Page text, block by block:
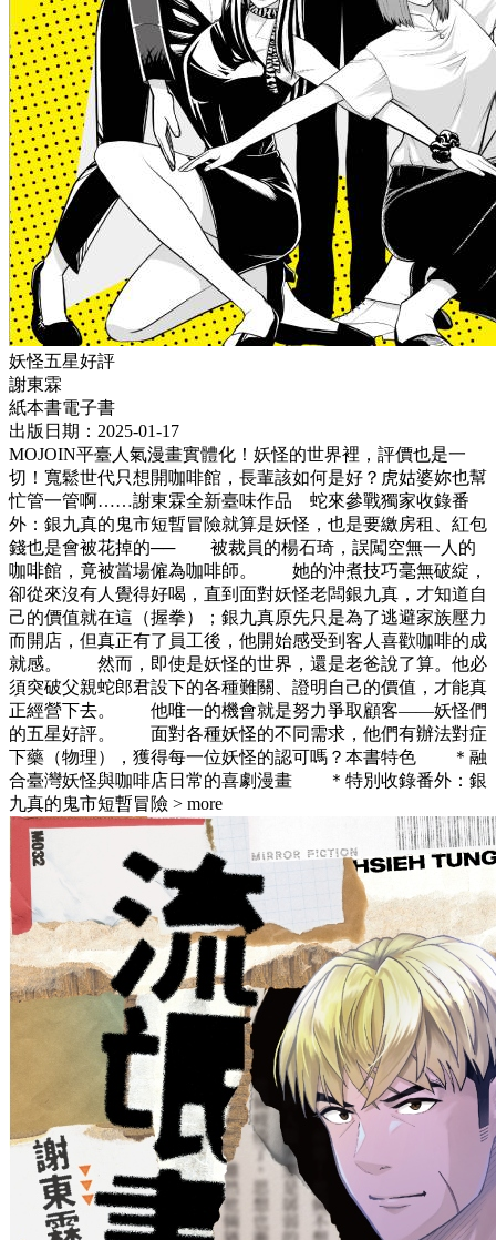
妖怪五星好評
謝東霖
紙本書電子書
出版日期：2025-01-17
MOJOIN平臺人氣漫畫實體化！妖怪的世界裡，評價也是一
切！寬鬆世代只想開咖啡館，長輩該如何是好？虎姑婆妳也幫
忙管一管啊……謝東霖全新臺味作品 蛇來參戰獨家收錄番
外：銀九真的鬼市短暫冒險就算是妖怪，也是要繳房租、紅包
錢也是會被花掉的── 被裁員的楊石琦，誤闖空無一人的
咖啡館，竟被當場僱為咖啡師。 她的沖煮技巧毫無破綻，
卻從來沒有人覺得好喝，直到面對妖怪老闆銀九真，才知道自
己的價值就在這（握拳）；銀九真原先只是為了逃避家族壓力
而開店，但真正有了員工後，他開始感受到客人喜歡咖啡的成
就感。 然而，即使是妖怪的世界，還是老爸說了算。他必
須突破父親蛇郎君設下的各種難關、證明自己的價值，才能真
正經營下去。 他唯一的機會就是努力爭取顧客——妖怪們
的五星好評。 面對各種妖怪的不同需求，他們有辦法對症
下藥（物理），獲得每一位妖怪的認可嗎？本書特色 ＊融
合臺灣妖怪與咖啡店日常的喜劇漫畫 ＊特別收錄番外：銀
九真的鬼市短暫冒險 > more